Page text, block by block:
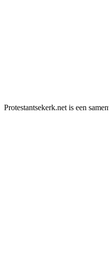
Protestantsekerk.net is een